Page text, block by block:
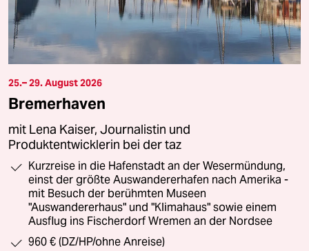
25.– 29. August 2026
Bremerhaven
mit Lena Kaiser, Journalistin und
Produktentwicklerin bei der taz
Kurzreise in die Hafenstadt an der Wesermündung,
einst der größte Auswandererhafen nach Amerika -
mit Besuch der berühmten Museen
"Auswandererhaus" und "Klimahaus" sowie einem
Ausflug ins Fischerdorf Wremen an der Nordsee
960 € (DZ/HP/ohne Anreise)